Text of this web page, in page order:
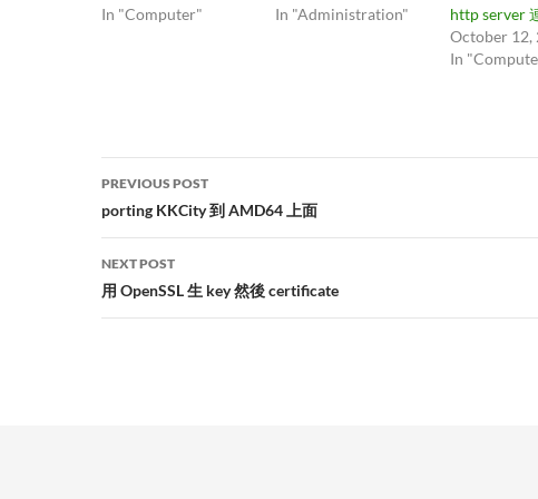
In "Computer"
In "Administration"
http server
October 12,
In
Post
navigation
PREVIOUS POST
porting KKCity 到 AMD64 上面
NEXT POST
用 OpenSSL 生 key 然後 certificate